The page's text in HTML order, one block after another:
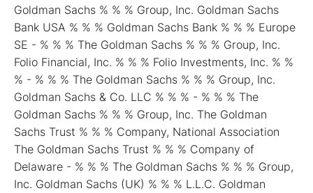
Goldman Sachs % % % Group, Inc. Goldman Sachs
Bank USA % % % Goldman Sachs Bank % % % Europe
SE - % % % The Goldman Sachs % % % Group, Inc.
Folio Financial, Inc. % % % Folio Investments, Inc. % %
% - % % % The Goldman Sachs % % % Group, Inc.
Goldman Sachs & Co. LLC % % % - % % % The
Goldman Sachs % % % Group, Inc. The Goldman
Sachs Trust % % % Company, National Association
The Goldman Sachs Trust % % % Company of
Delaware - % % % The Goldman Sachs % % % Group,
Inc. Goldman Sachs (UK) % % % L.L.C. Goldman